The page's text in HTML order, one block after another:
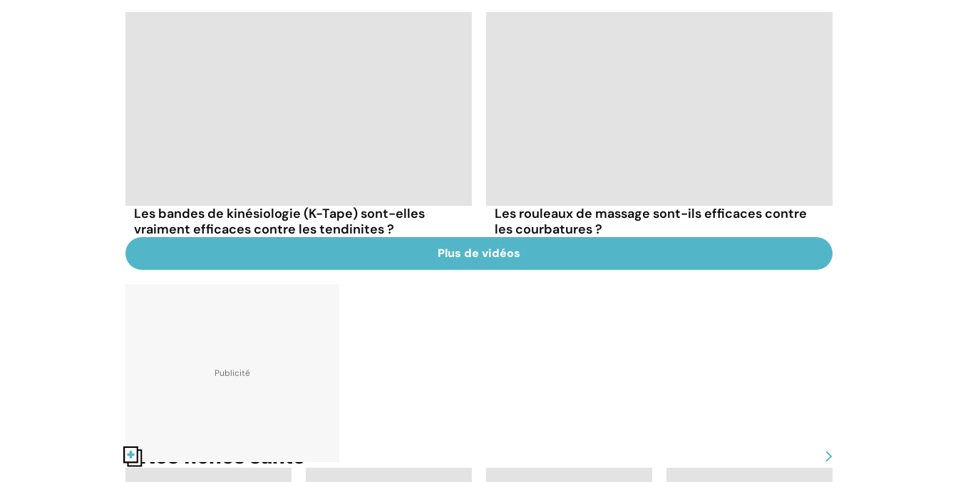
Les bandes de kinésiologie (K-Tape) sont-elles
vraiment efficaces contre les tendinites ?
Les rouleaux de massage sont-ils efficaces contre
les courbatures ?
Plus de vidéos
Nos fiches santé